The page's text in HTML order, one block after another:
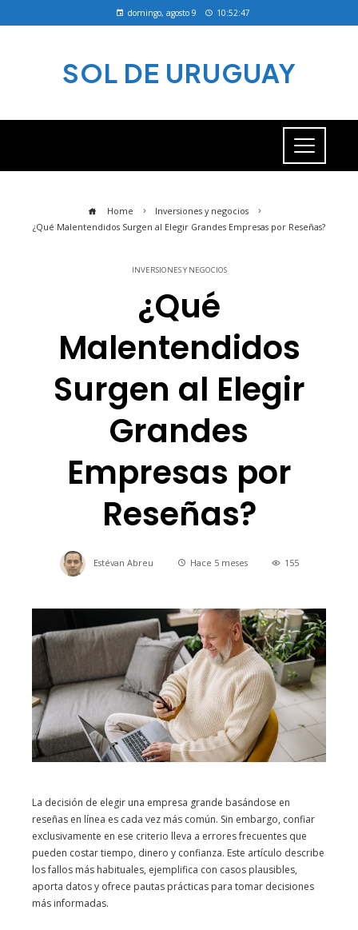
domingo, agosto 9 10:52:47
SOL DE URUGUAY
Home
Inversiones y negocios
¿Qué Malentendidos Surgen al Elegir Grandes Empresas por Reseñas?
INVERSIONES Y NEGOCIOS
¿Qué
Malentendidos
Surgen al Elegir
Grandes
Empresas por
Reseñas?
Estévan Abreu Hace 5 meses 155
La decisión de elegir una empresa grande basándose en
reseñas en línea es cada vez más común. Sin embargo, confiar
exclusivamente en ese criterio lleva a errores frecuentes que
pueden costar tiempo, dinero y confianza. Este artículo describe
los fallos más habituales, ejemplifica con casos plausibles,
aporta datos y ofrece pautas prácticas para tomar decisiones
más informadas.